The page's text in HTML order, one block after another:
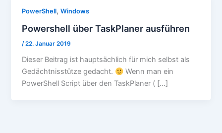
PowerShell,Windows
Powershell über TaskPlaner ausführen
/22. Januar 2019
Dieser Beitrag ist hauptsächlich für mich selbst als
Gedächtnisstütze gedacht.
Wenn man ein
PowerShell Script über den TaskPlaner ( […]